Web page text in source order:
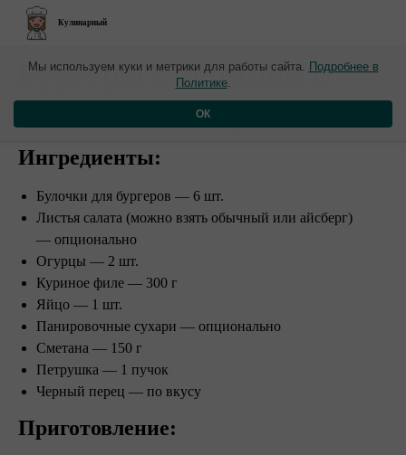
Кулинарный
​Бургеры с курицей и
сметанным соусом
Ингредиенты:
Булочки для бургеров — 6 шт.
Листья салата (можно взять обычный или айсберг)
— опционально
Огурцы — 2 шт.
Куриное филе — 300 г
Яйцо — 1 шт.
Панировочные сухари — опционально
Сметана — 150 г
Петрушка — 1 пучок
Черный перец — по вкусу
Приготовление:
Мы используем куки и метрики для работы сайта. Подробнее в
Политике.
ОК